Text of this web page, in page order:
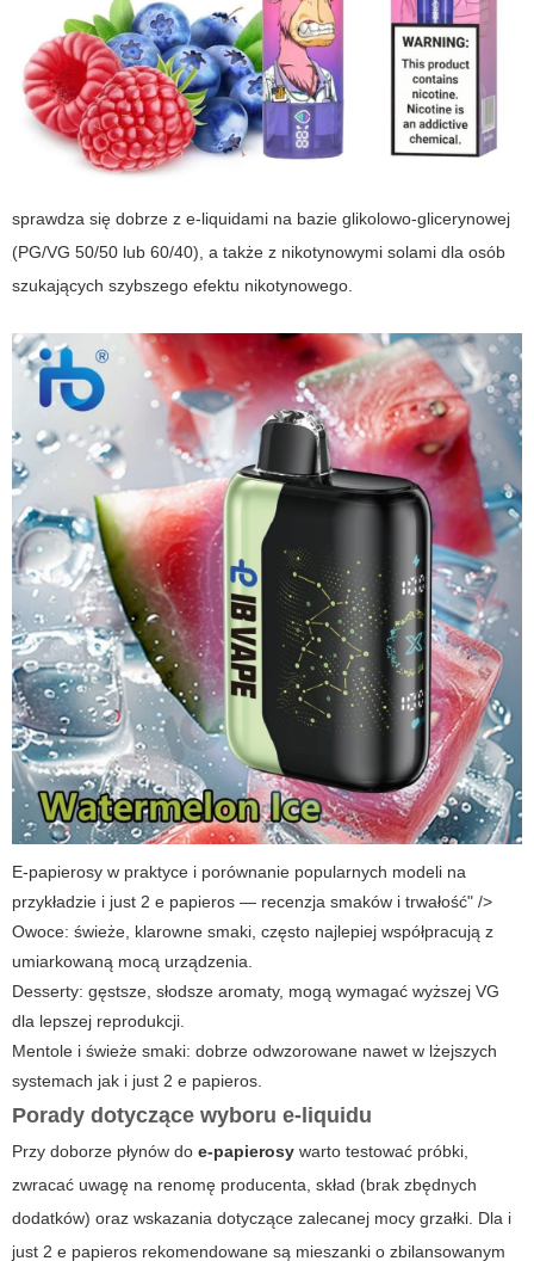
sprawdza się dobrze z e-liquidami na bazie glikolowo-glicerynowej
(PG/VG 50/50 lub 60/40), a także z nikotynowymi solami dla osób
szukających szybszego efektu nikotynowego.
E-papierosy w praktyce i porównanie popularnych modeli na
przykładzie i just 2 e papieros — recenzja smaków i trwałość" />
Owoce: świeże, klarowne smaki, często najlepiej współpracują z
umiarkowaną mocą urządzenia.
Desserty: gęstsze, słodsze aromaty, mogą wymagać wyższej VG
dla lepszej reprodukcji.
Mentole i świeże smaki: dobrze odwzorowane nawet w lżejszych
systemach jak i just 2 e papieros.
Porady dotyczące wyboru e-liquidu
Przy doborze płynów do e-papierosy warto testować próbki,
zwracać uwagę na renomę producenta, skład (brak zbędnych
dodatków) oraz wskazania dotyczące zalecanej mocy grzałki. Dla i
just 2 e papieros rekomendowane są mieszanki o zbilansowanym